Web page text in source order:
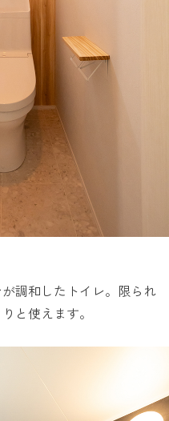
調和したトイレ。限られ
と使えます。